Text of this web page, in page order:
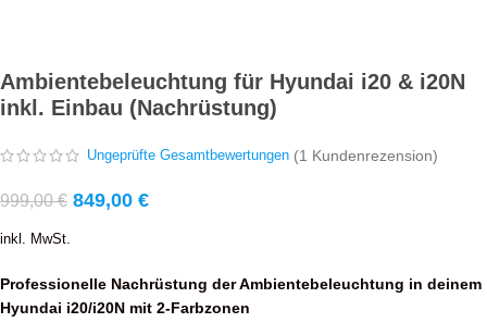
Ambientebeleuchtung für Hyundai i20 & i20N
inkl. Einbau (Nachrüstung)
Ungeprüfte Gesamtbewertungen (1 Kundenrezension)
999,00€ 849,00 €
inkl. MwSt.
Professionelle Nachrüstung der Ambientebeleuchtung in deinem
Hyundai i20/i20N mit 2-Farbzonen